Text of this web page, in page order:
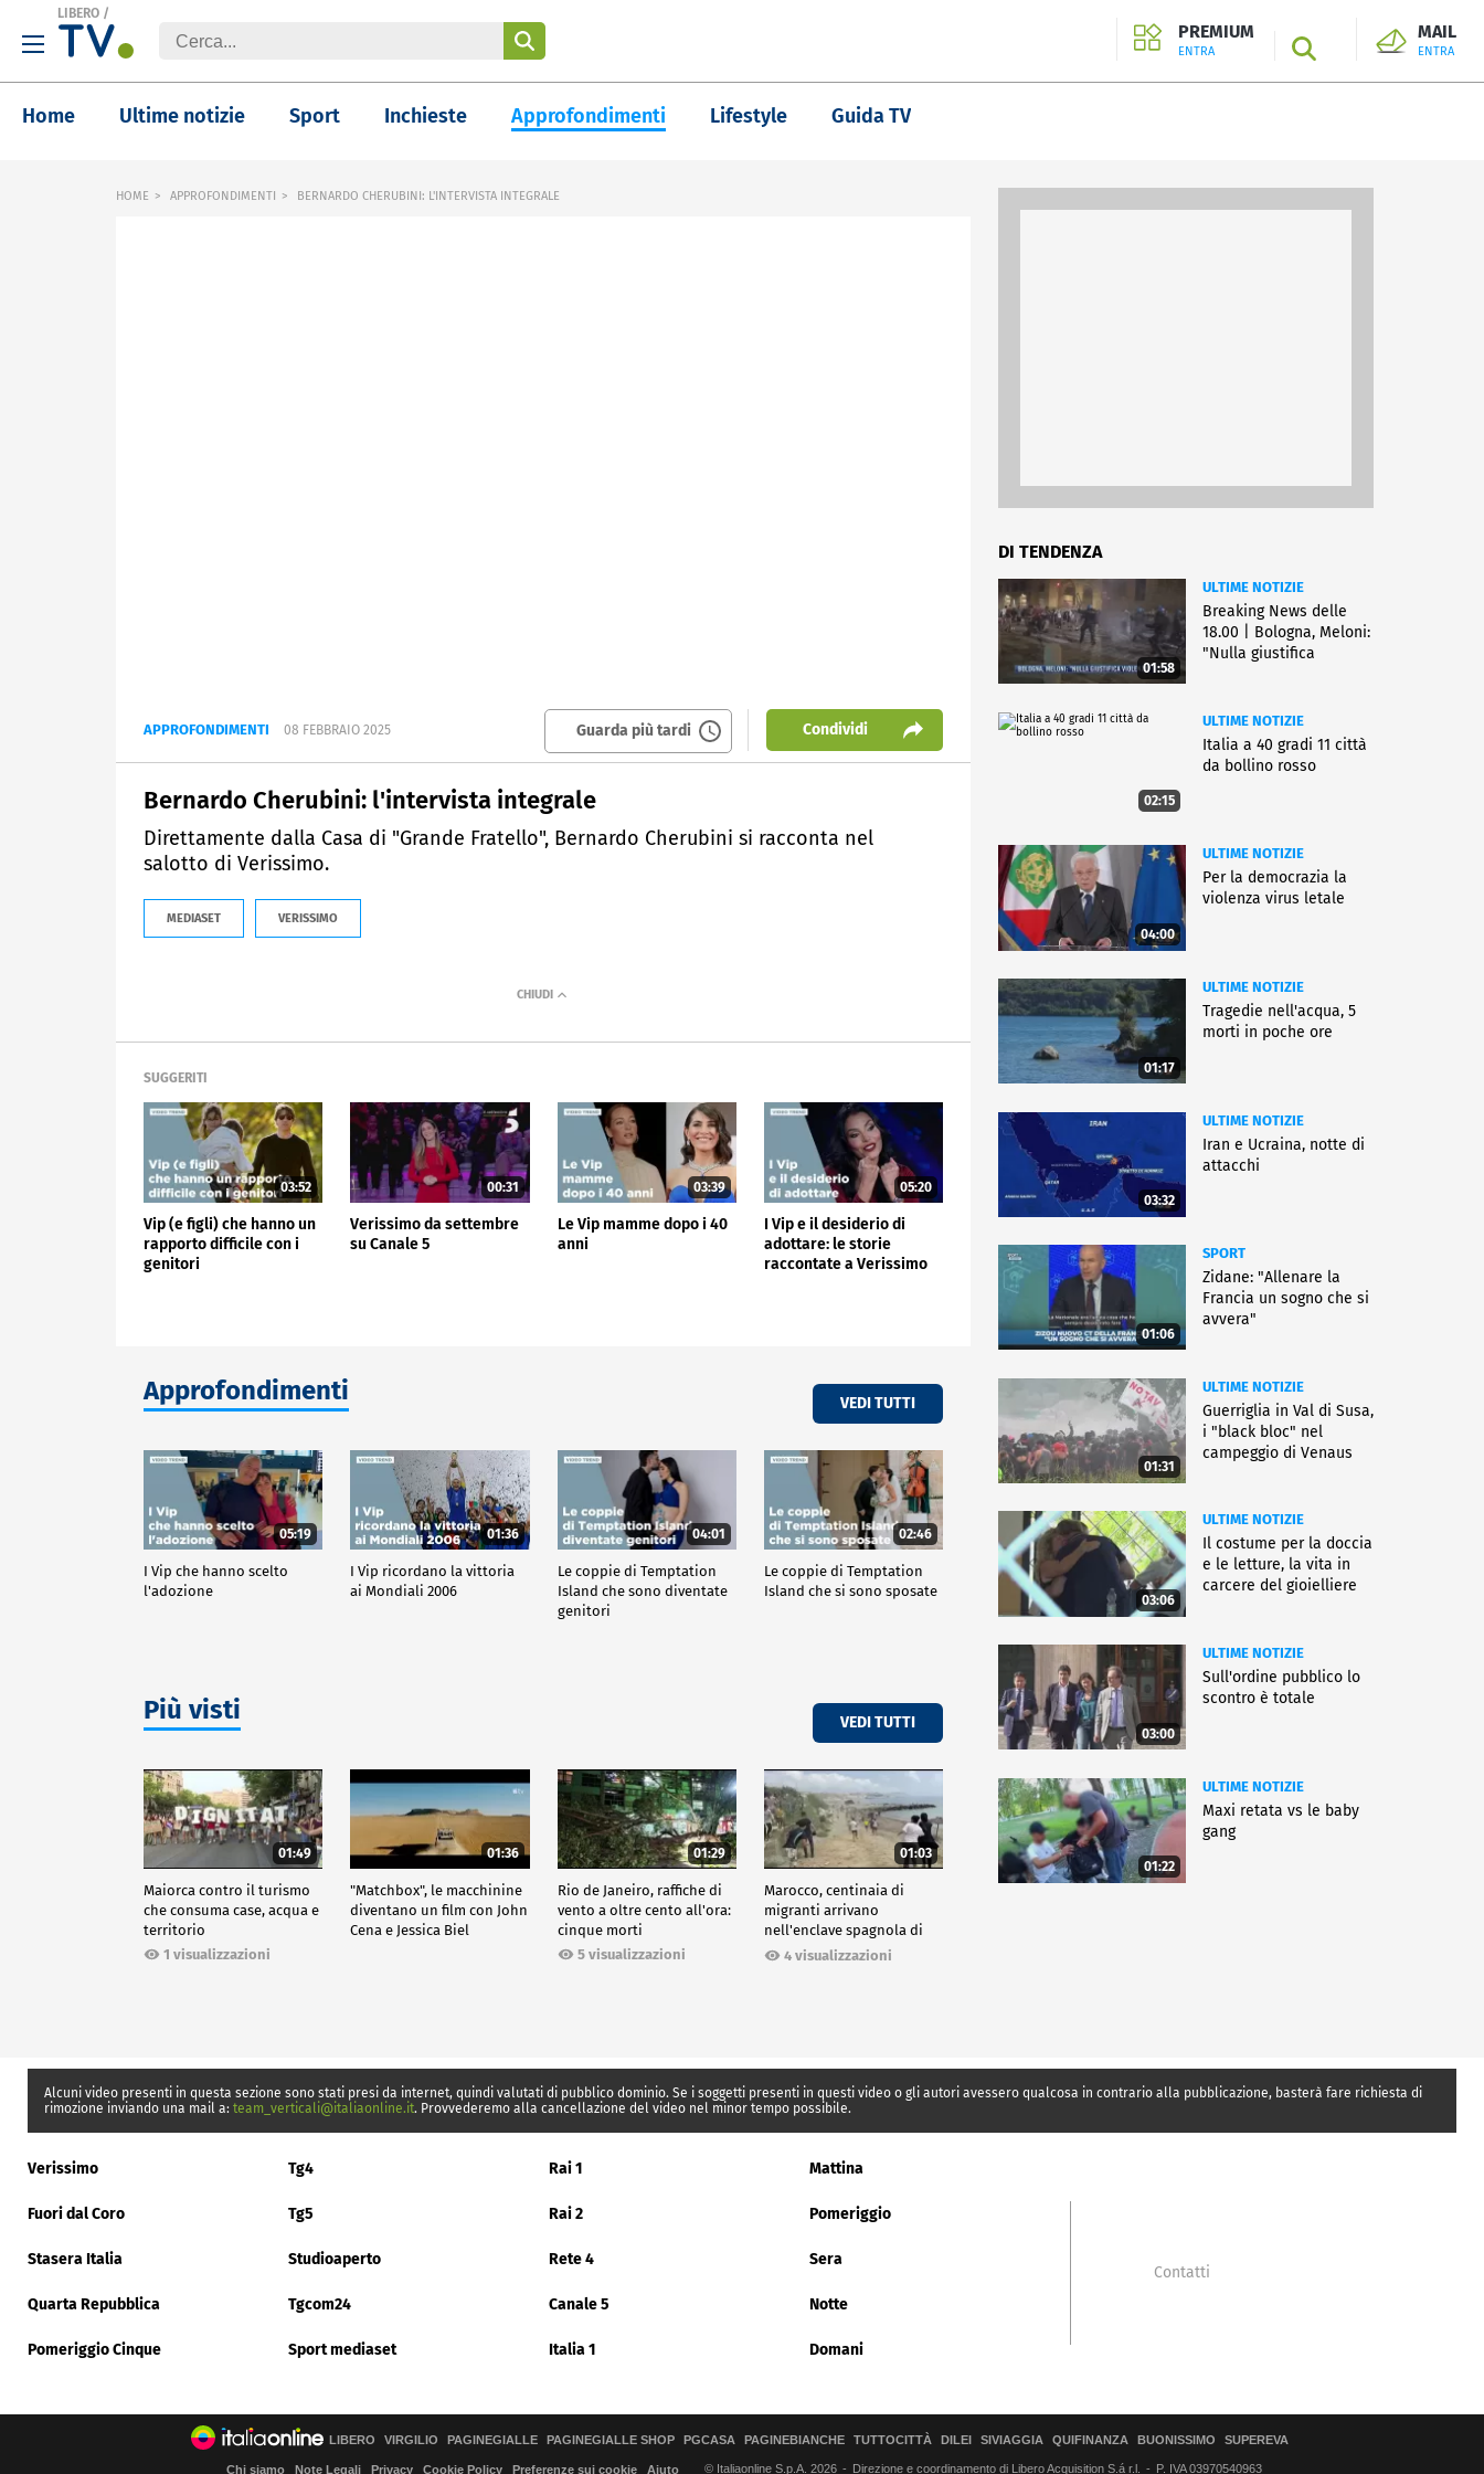
LIBERO /
PREMIUM
ENTRA SEARCH
MAIL
ENTRA
Home Ultime notizie Sport Inchieste Approfondimenti Lifestyle Guida TV
HOME APPROFONDIMENTI BERNARDO CHERUBINI: L'INTERVISTA INTEGRALE
APPROFONDIMENTI 08 FEBBRAIO 2025 Guarda più tardi Condividi
Bernardo Cherubini: l'intervista integrale
Direttamente dalla Casa di "Grande Fratello", Bernardo Cherubini si racconta nel
salotto di Verissimo.
MEDIASET VERISSIMO
SUGGERITI
03:52
Vip (e figli) che hanno un
rapporto difficile con i
genitori
00:31
Verissimo da settembre
su Canale 5
03:39
Le Vip mamme dopo i 40
anni
05:20
I Vip e il desiderio di
adottare: le storie
raccontate a Verissimo
Approfondimenti VEDI TUTTI
05:19
I Vip che hanno scelto
l'adozione
01:36
I Vip ricordano la vittoria
ai Mondiali 2006
04:01
Le coppie di Temptation
Island che sono diventate
genitori
02:46
Le coppie di Temptation
Island che si sono sposate
Più visti VEDI TUTTI
01:49
Maiorca contro il turismo
che consuma case, acqua e
territorio
1 visualizzazioni
01:36
"Matchbox", le macchinine
diventano un film con John
Cena e Jessica Biel
01:29
Rio de Janeiro, raffiche di
vento a oltre cento all'ora:
cinque morti
5 visualizzazioni
01:03
Marocco, centinaia di
migranti arrivano
nell'enclave spagnola di
Ceuta4 visualizzazioni
DI TENDENZA
01:58
ULTIME NOTIZIE
Breaking News delle
18.00 | Bologna, Meloni:
"Nulla giustifica
02:15
ULTIME NOTIZIE
Italia a 40 gradi 11 città
da bollino rosso
04:00
ULTIME NOTIZIE
Per la democrazia la
violenza virus letale
01:17
ULTIME NOTIZIE
Tragedie nell'acqua, 5
morti in poche ore
03:32
ULTIME NOTIZIE
Iran e Ucraina, notte di
attacchi
01:06
SPORT
Zidane: "Allenare la
Francia un sogno che si
avvera"
01:31
ULTIME NOTIZIE
Guerriglia in Val di Susa,
i "black bloc" nel
campeggio di Venaus
03:06
ULTIME NOTIZIE
Il costume per la doccia
e le letture, la vita in
carcere del gioielliere
03:00
ULTIME NOTIZIE
Sull'ordine pubblico lo
scontro è totale
01:22
ULTIME NOTIZIE
Maxi retata vs le baby
gang
Alcuni video presenti in questa sezione sono stati presi da internet, quindi valutati di pubblico dominio. Se i soggetti presenti in questi video o gli autori avessero qualcosa in contrario alla pubblicazione, basterà fare richiesta di
rimozione inviando una mail a: team_verticali@italiaonline.it. Provvederemo alla cancellazione del video nel minor tempo possibile.
Verissimo Tg4 Rai 1 Mattina
Fuori dal Coro Tg5 Rai 2 Pomeriggio
Stasera Italia Studioaperto Rete 4 Sera
Quarta Repubblica Tgcom24 Canale 5 Notte
Pomeriggio Cinque Sport mediaset Italia 1 Domani
Contatti
LIBERO VIRGILIO PAGINEGIALLE PAGINEGIALLE SHOP PGCASA PAGINEBIANCHE TUTTOCITTÀ DILEI SIVIAGGIA QUIFINANZA BUONISSIMO SUPEREVA
Chi siamo Note Legali Privacy Cookie Policy Preferenze sui cookie Aiuto © Italiaonline S.p.A. 2026 Direzione e coordinamento di Libero Acquisition S.á r.l. P. IVA 03970540963